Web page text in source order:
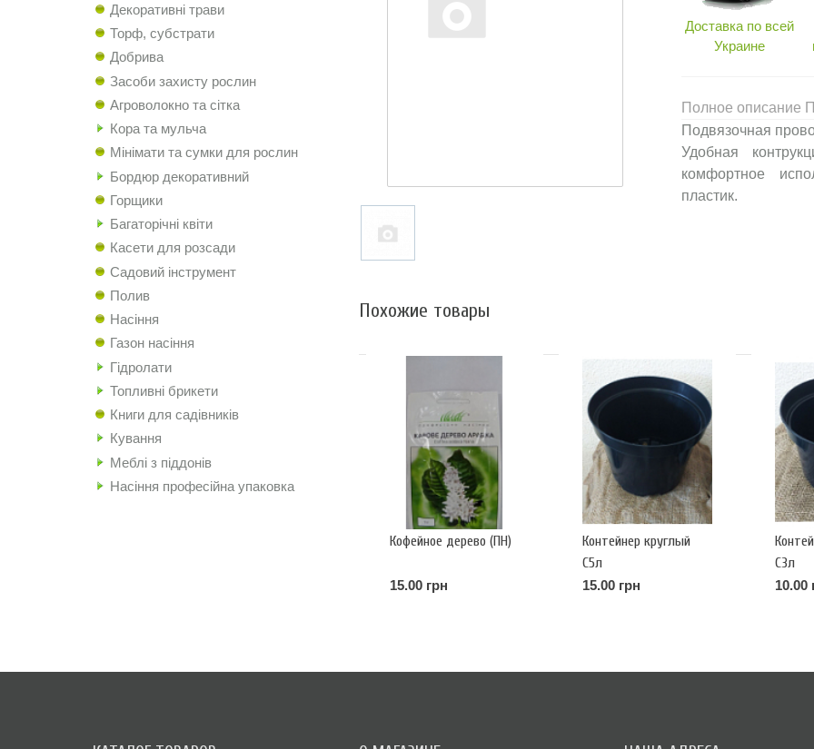
Декоративні трави
Торф, субстрати
Добрива
Засоби захисту рослин
Агроволокно та сітка
Кора та мульча
Мінімати та сумки для рослин
Бордюр декоративний
Горщики
Багаторічні квіти
Касети для розсади
Садовий інструмент
Полив
Насіння
Газон насіння
Гідролати
Топливні брикети
Книги для садівників
Кування
Меблі з піддонів
Насіння професійна упаковка
Доставка по всей
Украине
Полное описание
Подвязочная
Удобная
комфортное
пластик.
Похожие товары
Кофейное дерево (ПН)
15.00 грн
Контейнер круглый
С5л
15.00 грн
С3л
10.00